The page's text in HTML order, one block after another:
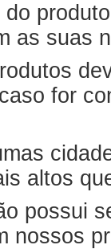
as suas
for
altos
possui
nossos